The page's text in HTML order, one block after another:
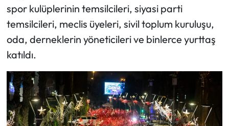
spor kulüplerinin temsilcileri, siyasi parti
temsilcileri, meclis üyeleri, sivil toplum kuruluşu,
oda, derneklerin yöneticileri ve binlerce yurttaş
katıldı.